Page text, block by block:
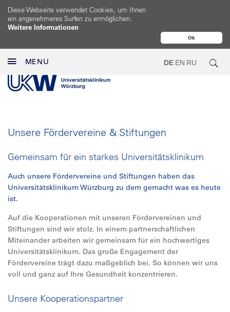
Ok
Diese Webseite verwendet Cookies, um Ihnen
ein angenehmeres Surfen zu ermöglichen.
Weitere Informationen
MENU DE EN RU
Unsere Fördervereine & Stiftungen
Gemeinsam für ein starkes Universitätsklinikum
Auch unsere Fördervereine und Stiftungen haben das
Universitätsklinikum Würzburg zu dem gemacht was es heute
ist.
Auf die Kooperationen mit unseren Fördervereinen und
Stiftungen sind wir stolz. In einem partnerschaftlichen
Miteinander arbeiten wir gemeinsam für ein hochwertiges
Universitätsklinikum. Das große Engagement der
Fördervereine trägt dazu maßgeblich bei. So können wir uns
voll und ganz auf Ihre Gesundheit konzentrieren.
Unsere Kooperationspartner